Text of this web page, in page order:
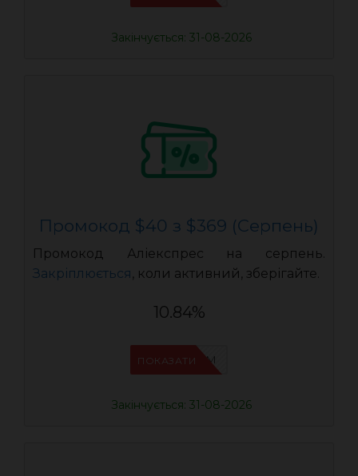
Закінчується: 31-08-2026
Промокод $40 з $369 (Серпень)
Промокод Аліекспрес на серпень.
Закріплюється, коли активний, зберігайте.
10.84%
IFP33WRM
ПОКАЗАТИ
Закінчується: 31-08-2026